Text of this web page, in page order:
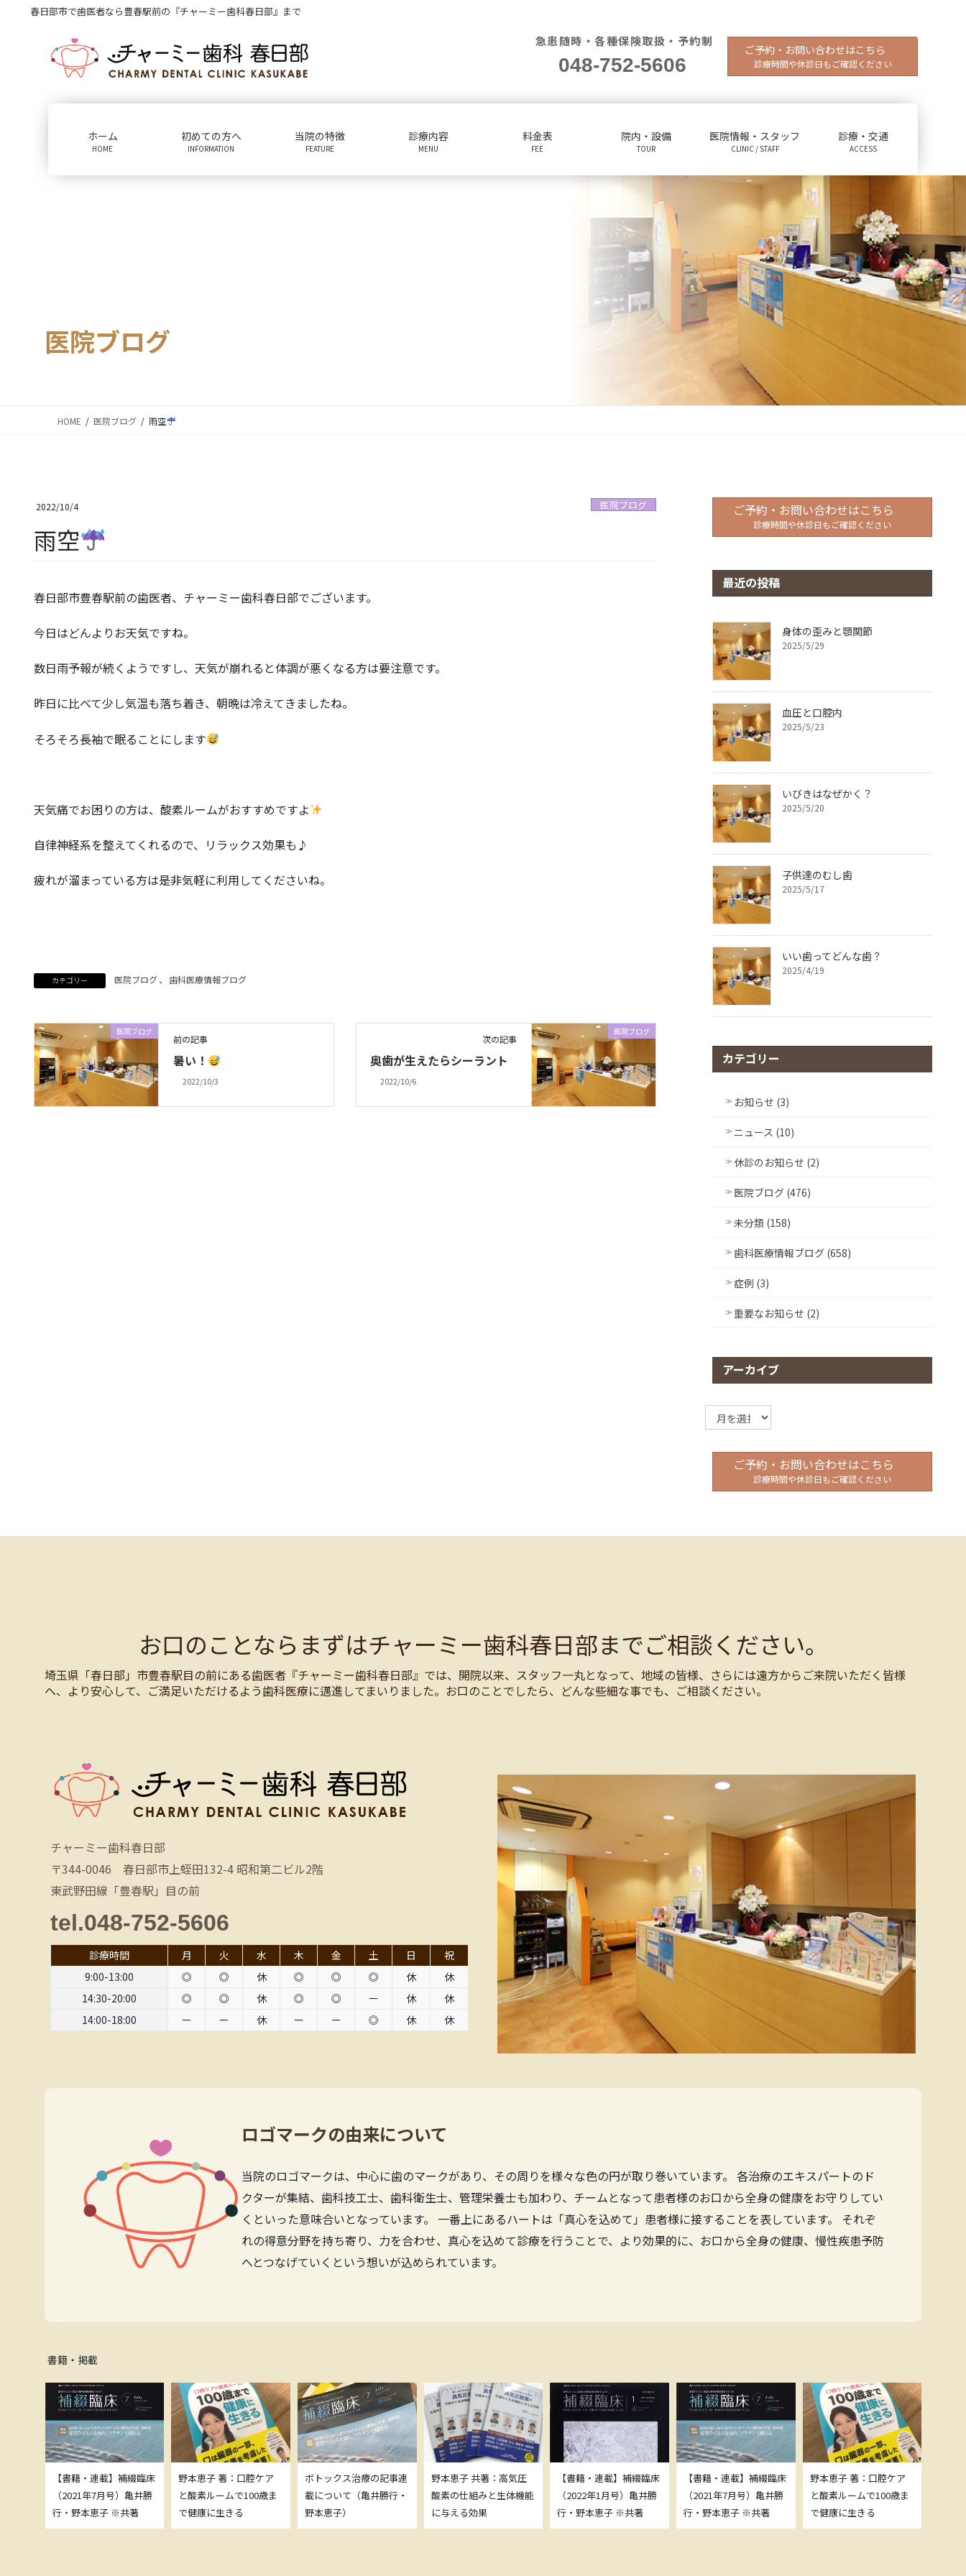
春日部市で歯医者なら豊春駅前の『チャーミー歯科春日部』まで
急患随時・各種保険取扱・予約制
048-752-5606
ご予約・お問い合わせはこちら
診療時間や休診日もご確認ください
ホーム
HOME
初めての方へ
INFORMATION
当院の特徴
FEATURE
診療内容
MENU
料金表
FEE
院内・設備
TOUR
医院情報・スタッフ
CLINIC / STAFF
診療・交通
ACCESS
医院ブログ
HOME 医院ブログ 雨空
2022/10/4 医院ブログ
雨空
春日部市豊春駅前の歯医者、チャーミー歯科春日部でございます。
今日はどんよりお天気ですね。
数日雨予報が続くようですし、天気が崩れると体調が悪くなる方は要注意です。
昨日に比べて少し気温も落ち着き、朝晩は冷えてきましたね。
そろそろ長袖で眠ることにします
天気痛でお困りの方は、酸素ルームがおすすめですよ
自律神経系を整えてくれるので、リラックス効果も♪
疲れが溜まっている方は是非気軽に利用してくださいね。
カテゴリー 医院ブログ、 歯科医療情報ブログ
医院ブログ
前の記事
暑い！
2022/10/3
医院ブログ
次の記事
奥歯が生えたらシーラント
2022/10/6
ご予約・お問い合わせはこちら
診療時間や休診日もご確認ください
最近の投稿
身体の歪みと顎関節
2025/5/29
血圧と口腔内
2025/5/23
いびきはなぜかく？
2025/5/20
子供達のむし歯
2025/5/17
いい歯ってどんな歯？
2025/4/19
カテゴリー
お知らせ (3)
ニュース (10)
休診のお知らせ (2)
医院ブログ (476)
未分類 (158)
歯科医療情報ブログ (658)
症例 (3)
重要なお知らせ (2)
アーカイブ
ア
ー
イ
ご予約・お問い合わせはこちら
診療時間や休診日もご確認ください
お口のことならまずはチャーミー歯科春日部までご相談ください。
埼玉県「春日部」市豊春駅目の前にある歯医者『チャーミー歯科春日部』では、開院以来、スタッフ一丸となって、地域の皆様、さらには遠方からご来院いただく皆様
へ、より安心して、ご満足いただけるよう歯科医療に邁進してまいりました。お口のことでしたら、どんな些細な事でも、ご相談ください。
チャーミー歯科春日部
〒344-0046 春日部市上蛭田132-4 昭和第二ビル2階
東武野田線「豊春駅」目の前
tel.048-752-5606
診療時間 月 火 水 木 金 土 日
祝
9:00-13:00
◎ ◎ 休 ◎ ◎ ◎ 休
休
14:30-20:00
◎ ◎ 休 ◎ ◎ ー 休
休
14:00-18:00
ー ー 休 ー ー ◎ 休 休
ロゴマークの由来について
当院のロゴマークは、中心に歯のマークがあり、その周りを様々な色の円が取り巻いています。 各治療のエキスパートのド
クターが集結、歯科技工士、歯科衛生士、管理栄養士も加わり、チームとなって患者様のお口から全身の健康をお守りしてい
くといった意味合いとなっています。 一番上にあるハートは「真心を込めて」患者様に接することを表しています。 それぞ
れの得意分野を持ち寄り、力を合わせ、真心を込めて診療を行うことで、より効果的に、お口から全身の健康、慢性疾患予防
へとつなげていくという想いが込められています。
書籍・掲載
【書籍・連載】補綴臨床
（2021年7月号）亀井勝
行・野本恵子 ※共著
野本恵子 著：口腔ケア
と酸素ルームで100歳ま
で健康に生きる
ボトックス治療の記事連
載について（亀井勝行・
野本恵子）
野本恵子 共著：高気圧
酸素の仕組みと生体機能
に与える効果
【書籍・連載】補綴臨床
（2022年1月号）亀井勝
行・野本恵子 ※共著
【書籍・連載】補綴臨床
（2021年7月号）亀井勝
行・野本恵子 ※共著
野本恵子 著：口腔ケア
と酸素ルームで100歳ま
で健康に生きる